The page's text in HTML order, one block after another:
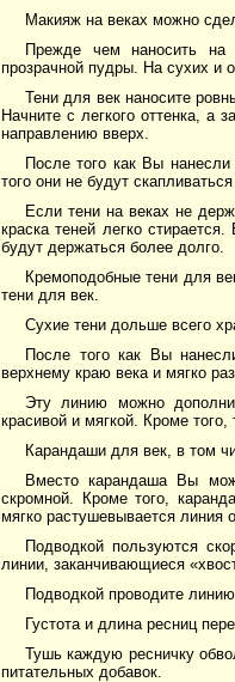
Макияж на веках можно
Прежде чем наносить на
прозрачной пудры. На сухих и
Тени для век наносите
Начните с легкого оттенка, а
направлению вверх.
После того как Вы нанесли
того они не будут
Если тени на веках не
краска теней легко
будут держаться более долго.
Кремоподобные тени для
тени для век.
Сухие тени дольше всего
После того как Вы
верхнему краю века и мягко
Эту линию можно
красивой и мягкой. Кроме
Карандаши для век, в том
Вместо карандаша Вы
скромной. Кроме того,
мягко растушевывается линия
Подводкой пользуются
линии, заканчивающиеся
Подводкой проводите
Густота и длина ресниц
Тушь каждую ресничку
питательных добавок.